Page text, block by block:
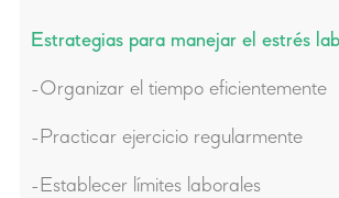
Estrategias para manejar el estrés
-Organizar el tiempo eficientemente
-Practicar ejercicio regularmente
-Establecer límites laborales